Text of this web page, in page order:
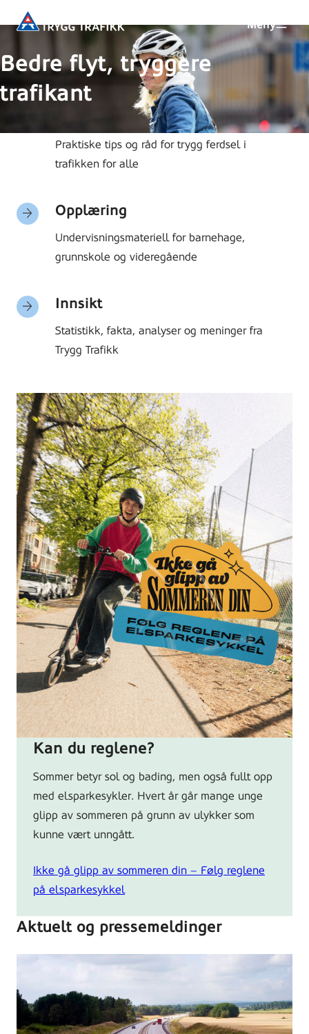
til
Trygg
Meny
Bedre flyt, tryggere
trafikant
Praktiske tips og råd for trygg ferdsel i
trafikken for alle
more
stories
Opplæring
Undervisningsmateriell for barnehage,
grunnskole og videregående
more
Innsikt
Statistikk, fakta, analyser og meninger fra
Trygg Trafikk
stories
Kan du reglene?
Sommer betyr sol og bading, men også fullt opp
med elsparkesykler. Hvert år går mange unge
glipp av sommeren på grunn av ulykker som
kunne vært unngått.
Ikke gå glipp av sommeren din – Følg reglene
på elsparkesykkel
Aktuelt og pressemeldinger